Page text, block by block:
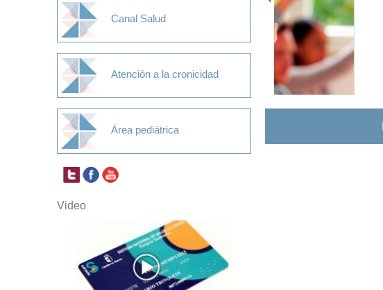
Canal Salud
Atención a la cronicidad
Área pediátrica
Video